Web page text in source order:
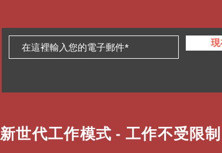
現
新世代工作模式 - 工作不受限制